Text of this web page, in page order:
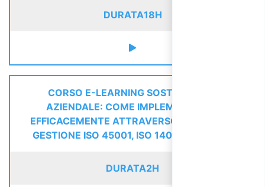
DURATA18H
CORSO E-LEARNING SOSTENIBILITÀ
AZIENDALE: COME IMPLEMENTARLA
EFFICACEMENTE ATTRAVERSO I SISTEMI DI
GESTIONE ISO 45001, ISO 14001 E SA8000
DURATA2H